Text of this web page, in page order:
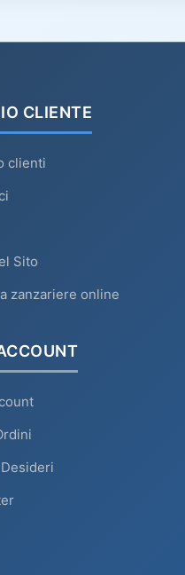
CLIENTE
clienti
Sito
zanzariere online